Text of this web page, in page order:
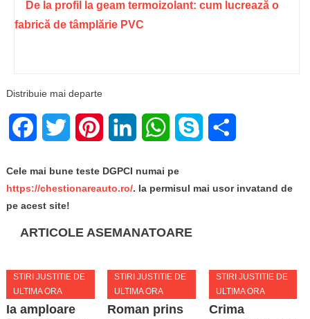
De la profil la geam termoizolant: cum lucrează o
fabrică de tâmplărie PVC
Distribuie mai departe
FacebookTwitter PinterestLinkedIn WhatsApp
Skype
Cele mai bune teste DGPCI numai pe
https://chestionareauto.ro/. Ia permisul mai usor invatand de
pe acest site!
ARTICOLE ASEMANATOARE
STIRI JUSTITIE DE
ULTIMA ORA
Ia amploare
STIRI JUSTITIE DE
ULTIMA ORA
Roman prins
STIRI JUSTITIE DE
ULTIMA ORA
Crima